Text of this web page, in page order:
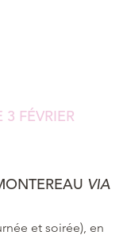
3 FÉVRIER
VIA
et soirée), en